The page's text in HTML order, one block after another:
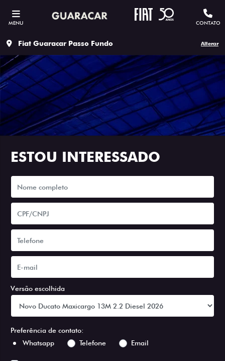
MENU CONTATO
Fiat Guaracar Passo Fundo Alterar
ESTOU INTERESSADO
Versão escolhida
Preferência de contato:
Whatsapp
Telefone Email